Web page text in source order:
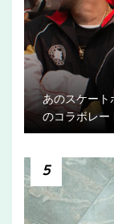
あのスケー
のコラボレー
5